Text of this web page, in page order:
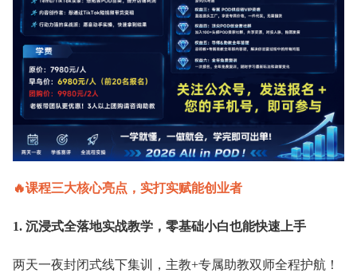
🔥课程三大核心亮点，实打实赋能创业者
1. 沉浸式全落地实战教学，零基础小白也能快速上手
两天一夜封闭式线下集训，主教+专属助教双师全程护航！